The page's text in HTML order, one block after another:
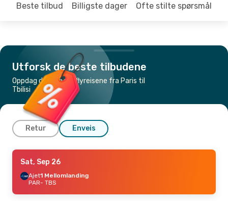
Beste tilbud Billigste dager Ofte stilte spørsmål
Utforsk de beste tilbudene
Oppdag de billigste flyreisene fra Paris til
Tbilisi
Retur Enveis
Sat, Sep 12- Sat, Sep 19
Transavia FranceDirekte
PAR- TBS
TBS- PAR
Sat, Sep 26
Ajet1 Mellomlanding
PAR- TBS